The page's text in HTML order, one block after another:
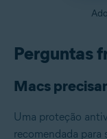
Perguntas
Macs
Uma proteção
recomendada para